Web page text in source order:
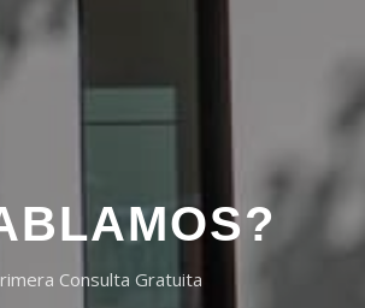
Consulta Gratuita